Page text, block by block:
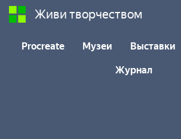
Живи творчеством
Procreate Музеи Выставки
Журнал